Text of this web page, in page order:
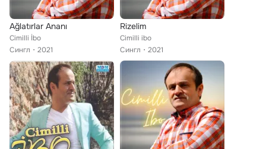
Ağlatırlar Ananı
Cimilli İbo
Сингл
2021
Rizelim
Cimilli ibo
Сингл
2021